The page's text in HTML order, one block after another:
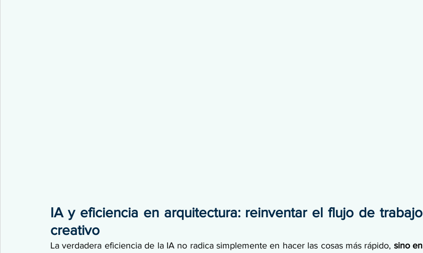
IA y eficiencia en arquitectura: reinventar el flujo de trabajo
creativo
La verdadera eficiencia de la IA no radica simplemente en hacer las cosas más rápido, sino en